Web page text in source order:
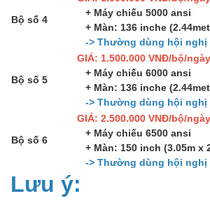
Bộ số 4
+ Máy chiếu 5000 ansi
+ Màn: 136 inche
-> Thường dùng hội nghị
Bộ số 5
GIÁ: 1.500.000 VNĐ/bộ/ngày
+ Máy chiếu 6000 ansi
+ Màn: 136 inche
-> Thường dùng hội nghị
Bộ số 6
GIÁ: 2.500.000 VNĐ/bộ/ngày
+ Máy chiếu 6500 ansi
+ Màn: 150 inch (3.05m x
-> Thường dùng hội nghị
Lưu ý: